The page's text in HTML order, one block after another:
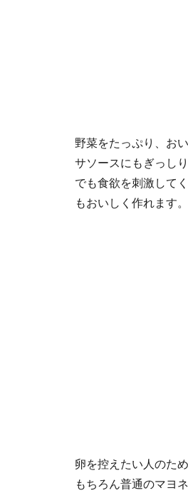
野菜をたっぷり、お
サソースにもぎっし
でも食欲を刺激して
もおいしく作れます。
卵を控えたい人のた
もちろん普通のマヨ